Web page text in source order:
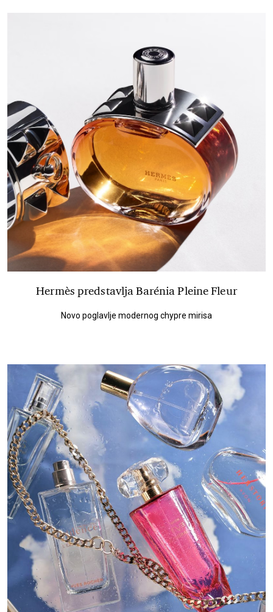
Hermès predstavlja Barénia Pleine Fleur
Novo poglavlje modernog chypre mirisa